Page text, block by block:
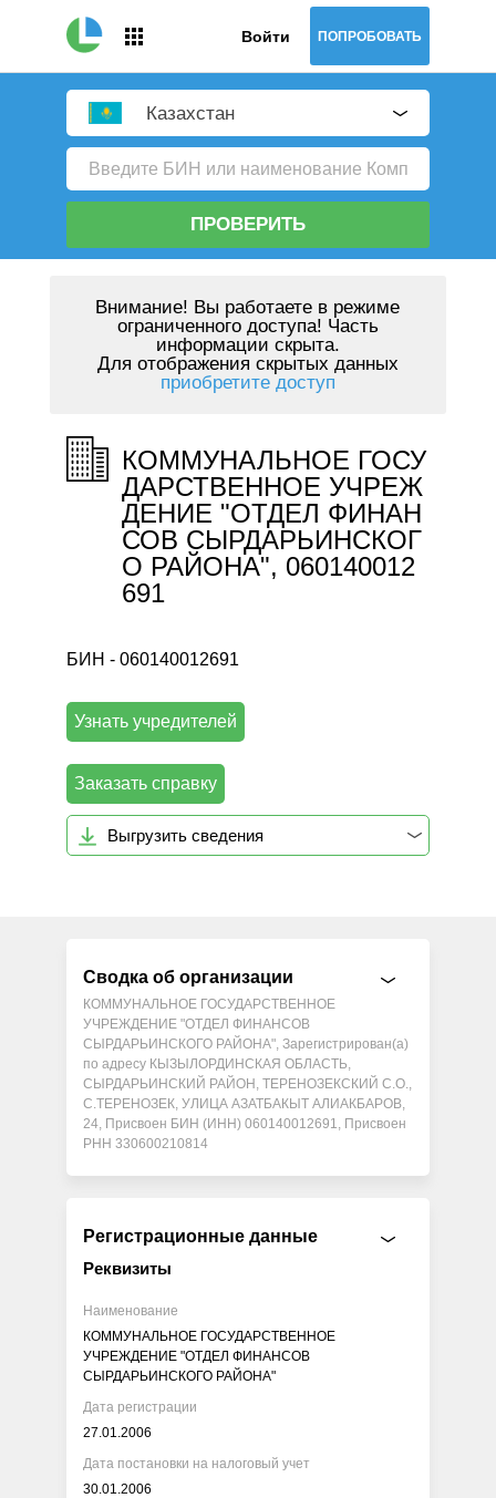
Войти ПОПРОБОВАТЬ
Казахстан
ПРОВЕРИТЬ
Внимание! Вы работаете в режиме
ограниченного доступа! Часть
информации скрыта.
Для отображения скрытых данных
приобретите доступ
КОММУНАЛЬНОЕ ГОСУ
ДАРСТВЕННОЕ УЧРЕЖ
ДЕНИЕ "ОТДЕЛ ФИНАН
СОВ СЫРДАРЬИНСКОГ
О РАЙОНА", 060140012
691
БИН - 060140012691
Узнать учредителей
Заказать справку
Выгрузить сведения
Сводка об организации
КОММУНАЛЬНОЕ ГОСУДАРСТВЕННОЕ
УЧРЕЖДЕНИЕ "ОТДЕЛ ФИНАНСОВ
СЫРДАРЬИНСКОГО РАЙОНА", Зарегистрирован(а)
по адресу КЫЗЫЛОРДИНСКАЯ ОБЛАСТЬ,
СЫРДАРЬИНСКИЙ РАЙОН, ТЕРЕНОЗЕКСКИЙ С.О.,
С.ТЕРЕНОЗЕК, УЛИЦА АЗАТБАКЫТ АЛИАКБАРОВ,
24, Присвоен БИН (ИНН) 060140012691, Присвоен
РНН 330600210814
Регистрационные данные
Реквизиты
Наименование
КОММУНАЛЬНОЕ ГОСУДАРСТВЕННОЕ
УЧРЕЖДЕНИЕ "ОТДЕЛ ФИНАНСОВ
СЫРДАРЬИНСКОГО РАЙОНА"
Дата регистрации
27.01.2006
Дата постановки на налоговый учет
30.01.2006